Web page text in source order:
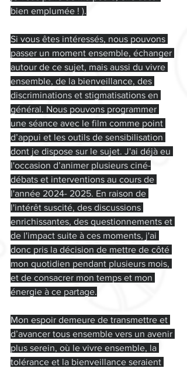
bien emplumée ! ).
Si vous êtes intéressés, nous pouvons
passer un moment ensemble, échanger
autour de ce sujet, mais aussi du vivre
ensemble, de la bienveillance, des
discriminations et stigmatisations en
général. Nous pouvons programmer
une séance avec le film comme point
d’appui et les outils de sensibilisation
dont je dispose sur le sujet. J'ai déjà eu
l'occasion d’animer plusieurs ciné-
débats et interventions au cours de
l'année 2024- 2025. En raison de
l'intérêt suscité, des discussions
enrichissantes, des questionnements et
de l'impact suite à ces moments, j'ai
donc pris la décision de mettre de côté
mon quotidien pendant plusieurs mois,
et de consacrer mon temps et mon
énergie à ce partage.
Mon espoir demeure de transmettre et
d’avancer tous ensemble vers un avenir
plus serein, où le vivre ensemble, la
tolérance et la bienveillance seraient